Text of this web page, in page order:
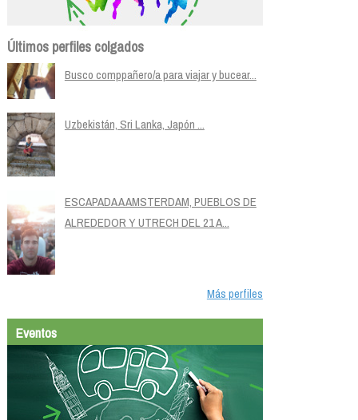
Últimos perfiles colgados
Busco comppañero/a para viajar y bucear...
Uzbekistán, Sri Lanka, Japón ...
ESCAPADA A AMSTERDAM, PUEBLOS DE
ALREDEDOR Y UTRECH DEL 21 A...
Más perfiles
Eventos